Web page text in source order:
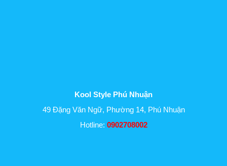
Kool Style Phú Nhuận
49 Đặng Văn Ngữ, Phường 14, Phú Nhuận
Hotline: 0902708002